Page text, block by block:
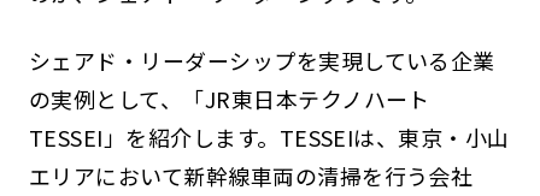
シェアド・リーダーシップを実現している企業
の実例として、「JR東日本テクノハート
TESSEI」を紹介します。TESSEIは、東京・小山
エリアにおいて新幹線車両の清掃を行う会社